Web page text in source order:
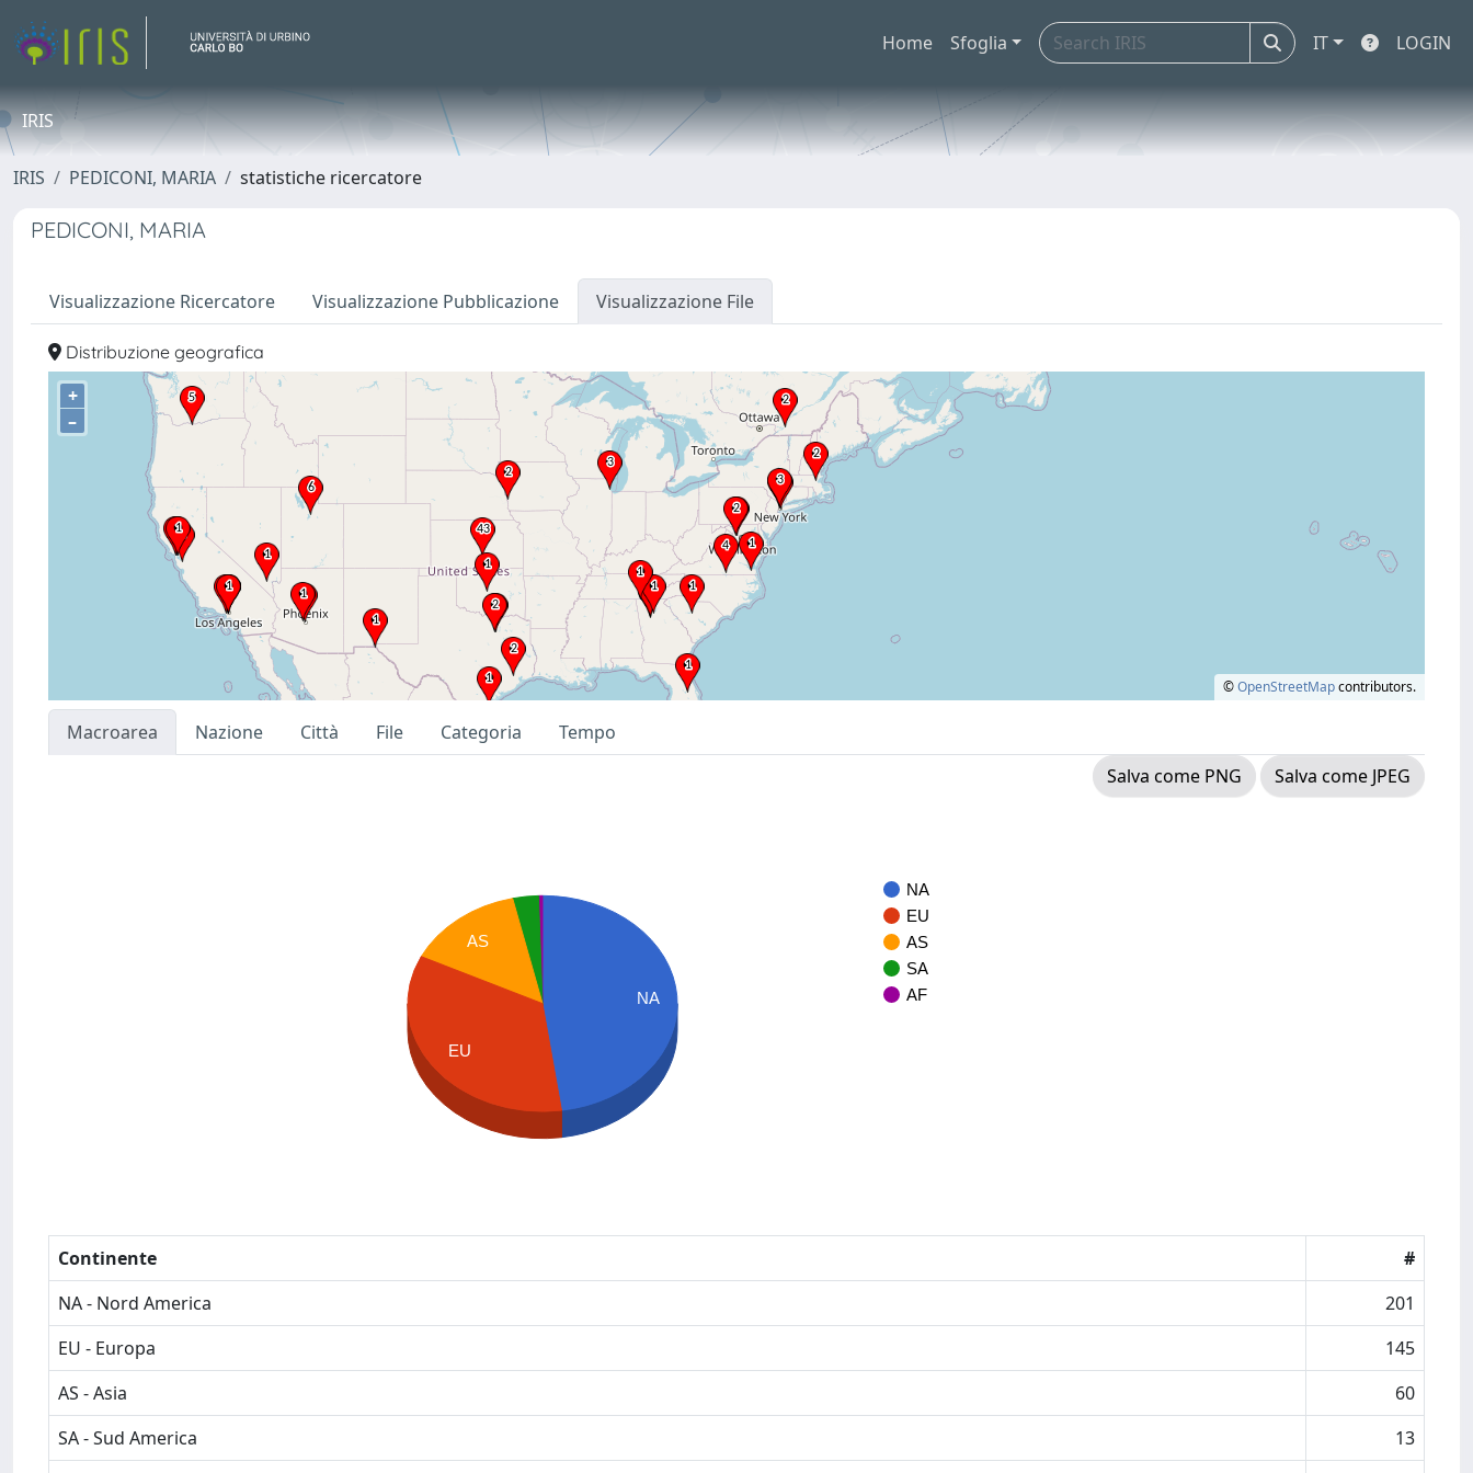
Home Sfoglia IT LOGIN
IRIS
IRIS PEDICONI, MARIA statistiche ricercatore
PEDICONI, MARIA
Visualizzazione Ricercatore Visualizzazione Pubblicazione Visualizzazione File
Distribuzione geografica
+
–
©OpenStreetMapcontributors.
Macroarea Nazione Città File Categoria
Tempo
Salva come PNG
Salva come JPEG
NA
EU
AS
SA
AF
NA
AS
EU
Continente
#
NA - Nord America
201
EU - Europa
145
AS - Asia
60
SA - Sud America
13